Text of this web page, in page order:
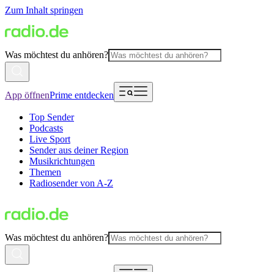
Zum Inhalt springen
Was möchtest du anhören?
App öffnenPrime entdecken
Top Sender
Podcasts
Live Sport
Sender aus deiner Region
Musikrichtungen
Themen
Radiosender von A-Z
Was möchtest du anhören?